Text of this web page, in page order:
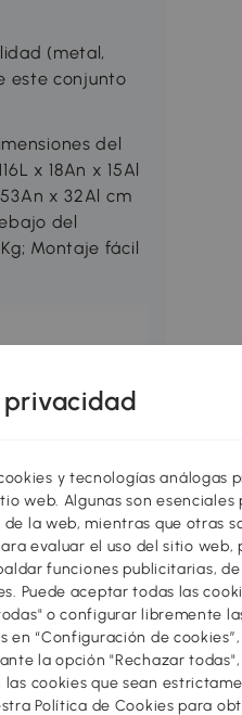
(metal,
este conjunto
del
x 18An x 15Al
x 32Al cm
del
Montaje fácil
privacidad
y tecnologías análogas
web. Algunas son esenciales
la web, mientras que otras
evaluar el uso del sitio web,
funciones publicitarias, de
Puede aceptar todas las
o configurar libremente
en “Configuración de
la opción "Rechazar
cookies que sean
Política de Cookies para